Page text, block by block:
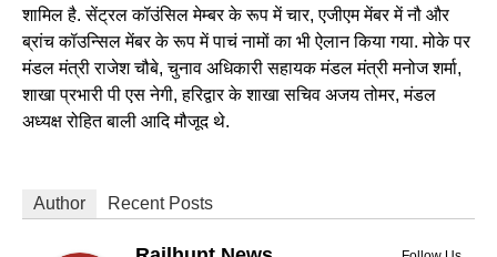
शामिल है. सेंट्रल कॉउंसिल मेम्बर के रूप में चार, एजीएम मेंबर में नौ और
ब्रांच कॉउन्सिल मेंबर के रूप में पाचं नामों का भी ऐलान किया गया. मोके पर
मंडल मंत्री राजेश चौबे, चुनाव अधिकारी सहायक मंडल मंत्री मनोज शर्मा,
शाखा प्रभारी पी एस नेगी, हरिद्वार के शाखा सचिव अजय तोमर, मंडल
अध्यक्ष रोहित बाली आदि मौजूद थे.
Author Recent Posts